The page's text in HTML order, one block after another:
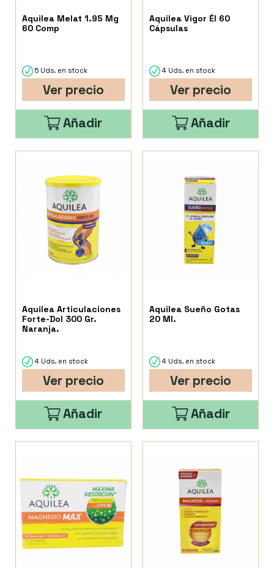
Aquilea Melat 1.95 Mg
60 Comp
5 Uds. en stock
Ver precio
Añadir
Aquilea Vigor Él 60
Cápsulas
4 Uds. en stock
Ver precio
Añadir
Aquilea Articulaciones
Forte-Dol 300 Gr.
Naranja.
4 Uds. en stock
Ver precio
Añadir
Aquilea Sueño Gotas
20 Ml.
4 Uds. en stock
Ver precio
Añadir